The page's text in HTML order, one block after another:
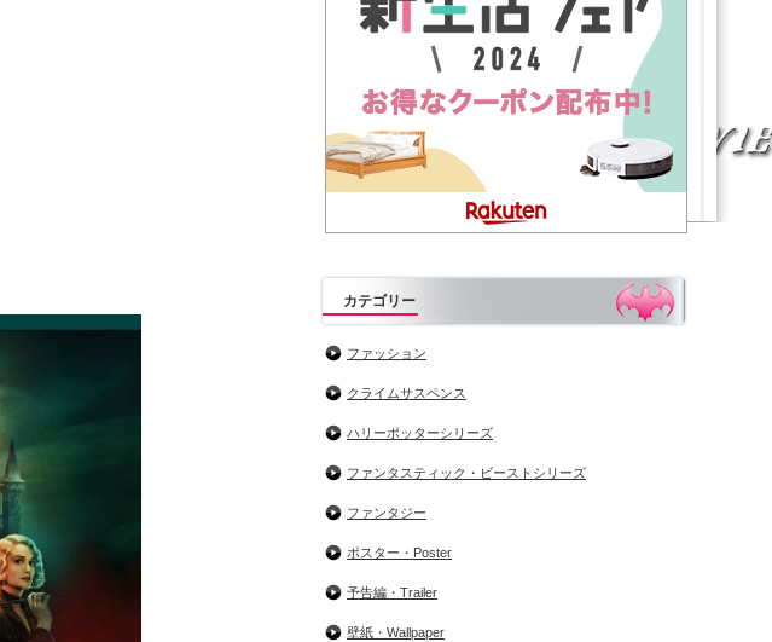
カテゴリー
ファッション
クライムサスペンス
ハリーポッターシリーズ
ファンタスティック・ビーストシリーズ
ファンタジー
ポスター・Poster
予告編・Trailer
壁紙・Wallpaper